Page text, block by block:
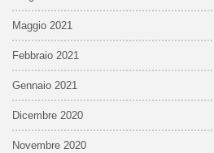
Maggio 2021
Febbraio 2021
Gennaio 2021
Dicembre 2020
Novembre 2020